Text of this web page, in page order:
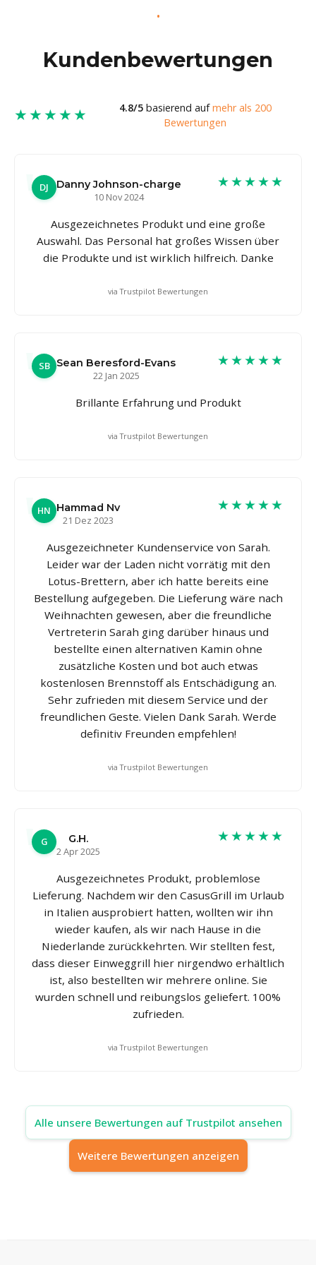
Kundenbewertungen
★★★★★ 4.8/5basierend aufmehr als 200
Bewertungen
DJ
Danny Johnson-charge
10 Nov 2024
★★★★★
Ausgezeichnetes Produkt und eine große
Auswahl. Das Personal hat großes Wissen über
die Produkte und ist wirklich hilfreich. Danke
via Trustpilot Bewertungen
SB Sean Beresford-Evans
22 Jan 2025
★★★★★
Brillante Erfahrung und Produkt
via Trustpilot Bewertungen
HN Hammad Nv
21 Dez 2023
★★★★★
Ausgezeichneter Kundenservice von Sarah.
Leider war der Laden nicht vorrätig mit den
Lotus-Brettern, aber ich hatte bereits eine
Bestellung aufgegeben. Die Lieferung wäre nach
Weihnachten gewesen, aber die freundliche
Vertreterin Sarah ging darüber hinaus und
bestellte einen alternativen Kamin ohne
zusätzliche Kosten und bot auch etwas
kostenlosen Brennstoff als Entschädigung an.
Sehr zufrieden mit diesem Service und der
freundlichen Geste. Vielen Dank Sarah. Werde
definitiv Freunden empfehlen!
via Trustpilot Bewertungen
G
G.H.
2 Apr 2025
★★★★★
Ausgezeichnetes Produkt, problemlose
Lieferung. Nachdem wir den CasusGrill im Urlaub
in Italien ausprobiert hatten, wollten wir ihn
wieder kaufen, als wir nach Hause in die
Niederlande zurückkehrten. Wir stellten fest,
dass dieser Einweggrill hier nirgendwo erhältlich
ist, also bestellten wir mehrere online. Sie
wurden schnell und reibungslos geliefert. 100%
zufrieden.
via Trustpilot Bewertungen
Alle unsere Bewertungen auf Trustpilot ansehen
Weitere Bewertungen anzeigen